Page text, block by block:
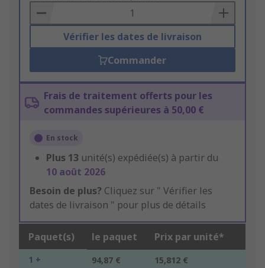
Basket
Vérifier les dates de livraison
Commander
Frais de traitement offerts pour les
commandes supérieures à 50,00 €
En stock
Plus 13 unité(s) expédiée(s) à partir du
10 août 2026
Besoin de plus? Cliquez sur " Vérifier les
dates de livraison " pour plus de détails
Paquet(s) le paquet Prix par unité*
1 + 94,87 € 15,812 €